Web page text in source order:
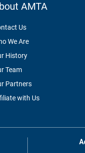
AMTA
Us
We Are
History
Team
Partners
with Us